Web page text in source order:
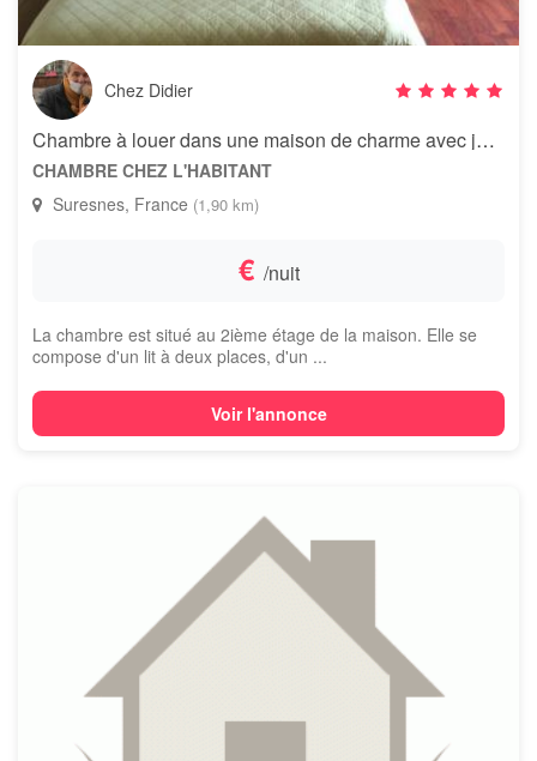
Chez Didier
Chambre à louer dans une maison de charme avec jardin
CHAMBRE CHEZ L'HABITANT
Suresnes, France (1,90 km)
€ /nuit
La chambre est situé au 2ième étage de la maison. Elle se
compose d'un lit à deux places, d'un ...
Voir l'annonce